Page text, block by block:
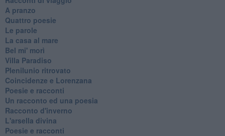
A pranzo
Quattro poesie
Le parole
La casa al mare
Bel mi' morì
Villa Paradiso
Plenilunio ritrovato
Coincidenze e Lorenzana
Poesie e racconti
Un racconto ed una poesia
Racconto d'inverno
​L'arsella divina
Poesie e racconti